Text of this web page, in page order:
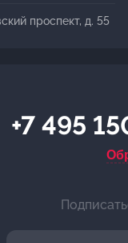
проспект, д. 55
+7 495